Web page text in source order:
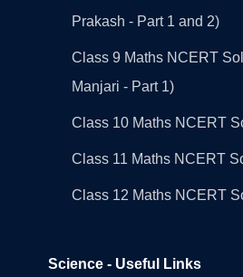
Prakash - Part 1 and 2)
Class 9 Maths NCERT
Manjari - Part 1)
Class 10 Maths NCERT
Class 11 Maths NCERT
Class 12 Maths NCERT
Science - Useful Links